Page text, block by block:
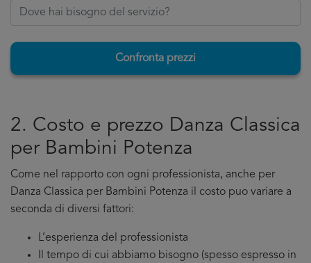
Confronta prezzi
2. Costo e prezzo Danza Classica
per Bambini Potenza
Come nel rapporto con ogni professionista, anche per
Danza Classica per Bambini Potenza il costo puo variare a
seconda di diversi fattori:
L’esperienza del professionista
Il tempo di cui abbiamo bisogno (spesso espresso in